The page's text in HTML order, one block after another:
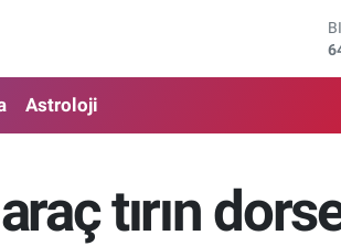
Astroloji
tırın